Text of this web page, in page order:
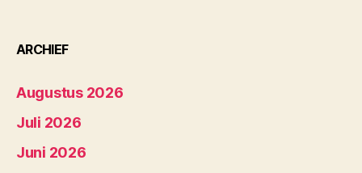
ARCHIEF
Augustus 2026
Juli 2026
Juni 2026